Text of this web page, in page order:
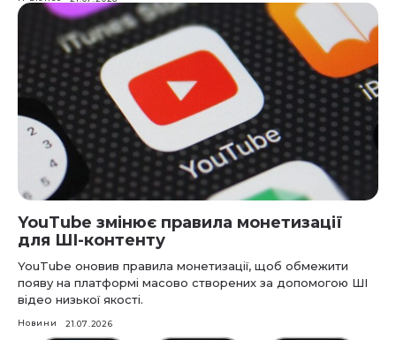
YouTube змінює правила монетизації
для ШІ-контенту
YouTube оновив правила монетизації, щоб обмежити
появу на платформі масово створених за допомогою ШІ
відео низької якості.
Новини 21.07.2026